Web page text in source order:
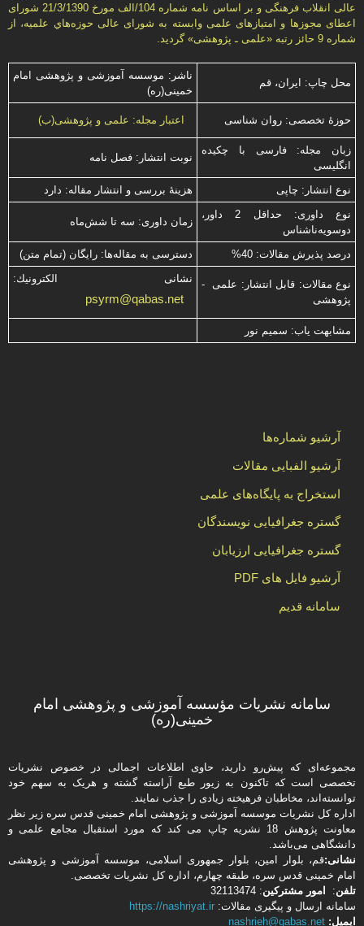
عالی انقلاب فرهنگی و بر اساس نامه شماره 104/الف مورخ 21/3/1390 شورای
اعطای مجوزها و امتيازهای علمی وابسته به شورای عالی حوزه‌هاي علميه، از
شماره 9 حائز رتبه «علمی ـ پژوهشی» گرديد.
محل چاپ: ایران، قم
ناشر: موسسه آموزشی و پژوهشی امام
خمینی(ره)
حوزۀ تخصصی: روان شناسی اعتبار مجله: علمی و پژوهشی(ب)
زبان مجله: فارسی با چكیده
انگلیسی
نوبت انتشار: فصل نامه
نوع انتشار: چاپی
هزینۀ بررسی و انتشار مقاله: دارد
نوع داوری: حداقل 2 داور،
دوسویه‌ناشناس
زمان داوری: سه تا شش‌ماه
درصد پذیرش مقالات: 40% دسترسی به مقاله‌ها: رایگان (تمام متن)
نوع مقالات: قابل انتشار: علمی -
پژوهشی
نشانی الكترونیك:
psyrm@qabas.net
مشابهت ياب: سميم نور
آرشیو شماره‌ها
آرشیو الفبایی مقالات
استخراج به پایگاه‌های علمی
گستره جغرافیایی نویسندگان
گستره جغرافیایی ارزیابان
آرشیو فایل های PDF
سامانه قدیم
سامانه نشریات مؤسسه آموزشی و پژوهشی امام
خمینی(ره)
مجموعه‌ای که پیش‌رو دارید،‌ حاوی اطلاعات اجمالی در خصوص نشریات
تخصصی است که تاکنون به زیور طبع آراسته گشته و هریک به سهم خود
توانسته‌اند، مخاطبان فرهیخته‌ زیادی را جذب نمایند.
اداره كل نشریات موسسه آموزشی و پژوهشی امام خمینی قدس سره زیر نظر
معاونت پژوهش 18 نشریه چاپ می کند که مورد استقبال مجامع علمی و
دانشگاهی می‌باشد.
نشانی:قم، بلوار امین، بلوار جمهوری اسلامی، موسسه آموزشی و پژوهشی
امام خمینی قدس سره، طبقه چهارم، اداره كل نشریات تخصصی.
تلفن: امور مشتركین: 32113474
سامانه ارسال و پیگیری مقالات: https://nashriyat.ir
ایمیل: nashrieh@qabas.net